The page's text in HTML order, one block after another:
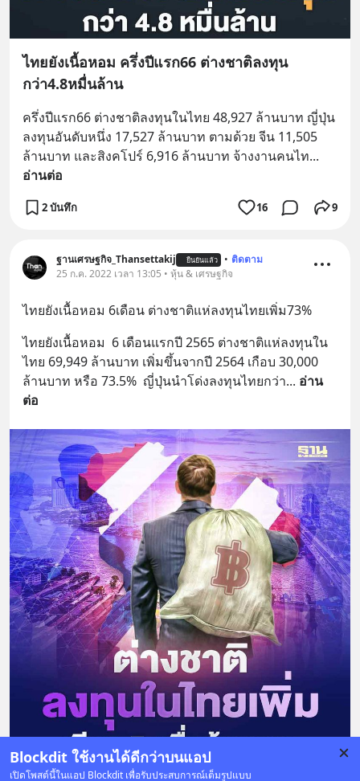
Blockdit ใช้งานได้ดีกว่าบนแอป
เปิดโพสต์นี้ในแอป Blockdit เพื่อรับประสบการณ์เต็มรูปแบบ
ไทยยังเนื้อหอม ครึ่งปีแรก66 ต่างชาติลงทุน
กว่า4.8หมื่นล้าน
ครึ่งปีแรก66 ต่างชาติลงทุนในไทย 48,927 ล้านบาท ญี่ปุ่น
ลงทุนอันดับหนึ่ง 17,527 ล้านบาท ตามด้วย จีน 11,505
ล้านบาท และสิงคโปร์ 6,916 ล้านบาท จ้างงานคนไท
อ่านต่อ
2 บันทึก 16 9
ฐานเศรษฐกิจ_Thansettakij ยืนยันแล้ว • ติดตาม
25 ก.ค. 2022 เวลา 13:05 • หุ้น & เศรษฐกิจ
ไทยยังเนื้อหอม 6เดือน ต่างชาติแห่ลงทุนไทยเพิ่ม73%
ไทยยังเนื้อหอม  6 เดือนแรกปี 2565 ต่างชาติแห่ลงทุนใน
ไทย 69,949 ล้านบาท เพิ่มขึ้นจากปี 2564 เกือบ 30,000
ล้านบาท หรือ 73.5%  ญี่ปุ่นนำโด่งลงทุนไทยกว่า... อ่าน
ต่อ